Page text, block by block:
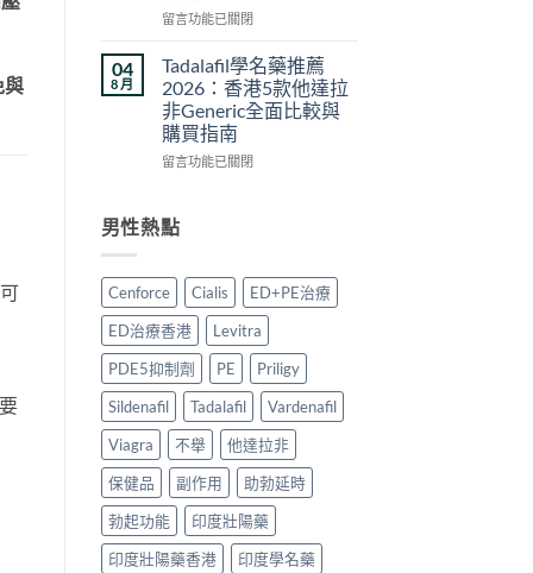
與
安
用
指
南〉
中
副
利
勁
比
較
＋
貼
士〉
藥
香
港
5
款
中
方
壯
產
品
邊
款
最
值
得
買？〉
在
年
香
港
必
利
勁
裡
買
穩
陣？
5
大
購
買
渠
道
正
辨
別
指
南〉
留言功能已關閉
04
8 月
Tadalafil學名藥推薦
2026：香港5款他達拉
非Generic全面比較與
購買指南
在
名
藥
薦
2026：
香
港
5
款
他
達
非
Generic
全
面
比
較
留言功能已關閉
男性熱點
Cenforce Cialis
ED+PE治療
ED治療香港
Levitra
PDE5抑制劑
PE
Priligy
Sildenafil
Tadalafil
Vardenafil
Viagra
不舉
他達拉非
保健品
副作用
助勃延時
勃起功能
印度壯陽藥
印度壯陽藥香港
印度學名藥